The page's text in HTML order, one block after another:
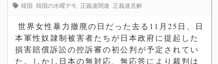
韓国 韓国の水曜デモ 正義連関連 正義連見解
世界女性暴力撤廃の日だった去る11月25日、日
本軍性奴隷制被害者たちが日本政府に提起した
損害賠償訴訟の控訴審の初公判が予定されてい
た。しかし日本の無対応、無応答により裁判は